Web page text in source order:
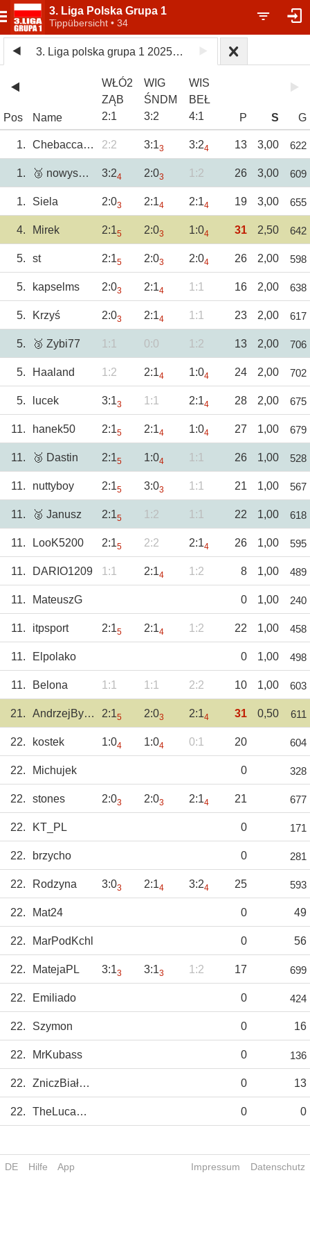
3. Liga Polska Grupa 1
Tippübersicht • 34
3. Liga polska grupa 1 2025/26
Pos Name
WŁÓ2
ZĄB
2:1
WIG
ŚNDM
3:2
WIS
BEŁ
4:1 P S G
1. Chebacca2021 2:2 3:13 3:24 13 3,00 622
1. 🥉 nowysacz 3:24 2:03 1:2 26 3,00 609
1. Siela 2:03 2:14 2:14 19 3,00 655
4. Mirek 2:15 2:03 1:04 31 2,50 642
5. st 2:15 2:03 2:04 26 2,00 598
5. kapselms 2:03 2:14 1:1 16 2,00 638
5. Krzyś 2:03 2:14 1:1 23 2,00 617
5. 🥉 Zybi77 1:1 0:0 1:2 13 2,00 706
5. Haaland 1:2 2:14 1:04 24 2,00 702
5. lucek 3:13 1:1 2:14 28 2,00 675
11. hanek50 2:15 2:14 1:04 27 1,00 679
11. 🥉 Dastin 2:15 1:04 1:1 26 1,00 528
11. nuttyboy 2:15 3:03 1:1 21 1,00 567
11. 🥈 Janusz 2:15 1:2 1:1 22 1,00 618
11. LooK5200 2:15 2:2 2:14 26 1,00 595
11. DARIO1209 1:1 2:14 1:2 8 1,00 489
11. MateuszG 0 1,00 240
11. itpsport 2:15 2:14 1:2 22 1,00 458
11. Elpolako 0 1,00 498
11. Belona 1:1 1:1 2:2 10 1,00 603
21. AndrzejBystrzyc 2:15 2:03 2:14 31 0,50 611
22. kostek 1:04 1:04 0:1 20 604
22. Michujek 0 328
22. stones 2:03 2:03 2:14 21 677
22. KT_PL 0 171
22. brzycho 0 281
22. Rodzyna 3:03 2:14 3:24 25 593
22. Mat24 0 49
22. MarPodKchl 0 56
22. MatejaPL 3:13 3:13 1:2 17 699
22. Emiliado 0 424
22. Szymon 0 16
22. MrKubass 0 136
22. ZniczBiałapis 0 13
22. TheLucamino 0 0
DE Hilfe App Impressum Datenschutz